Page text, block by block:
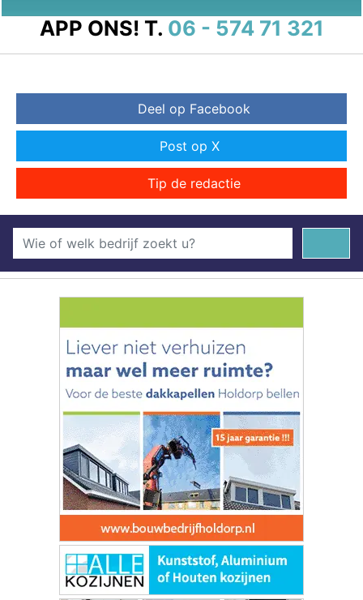
APP ONS! T. 06 - 574 71 321
Deel op Facebook
Post op X
Tip de redactie